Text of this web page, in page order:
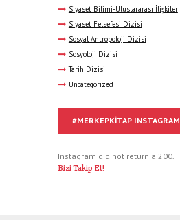
Siyaset Bilimi-Uluslararası İlişkiler
Siyaset Felsefesi Dizisi
Sosyal Antropoloji Dizisi
Sosyoloji Dizisi
Tarih Dizisi
Uncategorized
#MERKEPKITAP INSTAGRAM
Instagram did not return a 200.
Bizi Takip Et!